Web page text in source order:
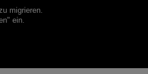
migrieren.
ein.